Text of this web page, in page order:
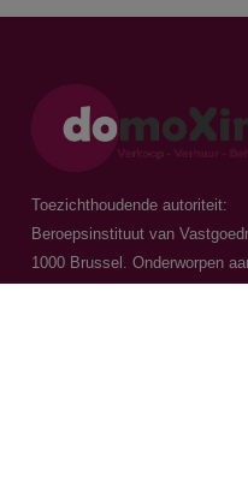
Toezichthoudende autoriteit:
Beroepsinstituut van
1000 Brussel. Onderworpen